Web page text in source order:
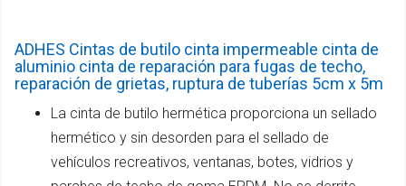
ADHES Cintas de butilo cinta impermeable cinta de
aluminio cinta de reparación para fugas de techo,
reparación de grietas, ruptura de tuberías 5cm x 5m
La cinta de butilo hermética proporciona un sellado
hermético y sin desorden para el sellado de
vehículos recreativos, ventanas, botes, vidrios y